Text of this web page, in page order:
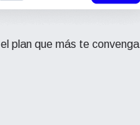
el plan que más te convenga